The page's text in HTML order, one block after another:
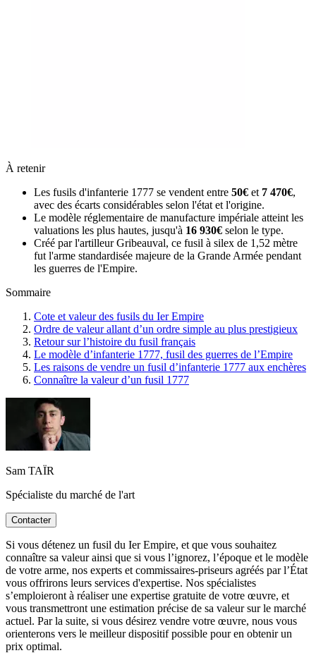
À retenir
Les fusils d'infanterie 1777 se vendent entre 50€ et 7 470€,
avec des écarts considérables selon l'état et l'origine.
Le modèle réglementaire de manufacture impériale atteint les
valuations les plus hautes, jusqu'à 16 930€ selon le type.
Créé par l'artilleur Gribeauval, ce fusil à silex de 1,52 mètre
fut l'arme standardisée majeure de la Grande Armée pendant
les guerres de l'Empire.
Sommaire
Cote et valeur des fusils du Ier Empire
Ordre de valeur allant d’un ordre simple au plus prestigieux
Retour sur l’histoire du fusil français
Le modèle d’infanterie 1777, fusil des guerres de l’Empire
Les raisons de vendre un fusil d’infanterie 1777 aux enchères
Connaître la valeur d’un fusil 1777
Sam TAÏR
Spécialiste du marché de l'art
Contacter
Si vous détenez un fusil du Ier Empire, et que vous souhaitez
connaître sa valeur ainsi que si vous l’ignorez, l’époque et le modèle
de votre arme, nos experts et commissaires-priseurs agréés par l’État
vous offrirons leurs services d'expertise. Nos spécialistes
s’emploieront à réaliser une expertise gratuite de votre œuvre, et
vous transmettront une estimation précise de sa valeur sur le marché
actuel. Par la suite, si vous désirez vendre votre œuvre, nous vous
orienterons vers le meilleur dispositif possible pour en obtenir un
prix optimal.